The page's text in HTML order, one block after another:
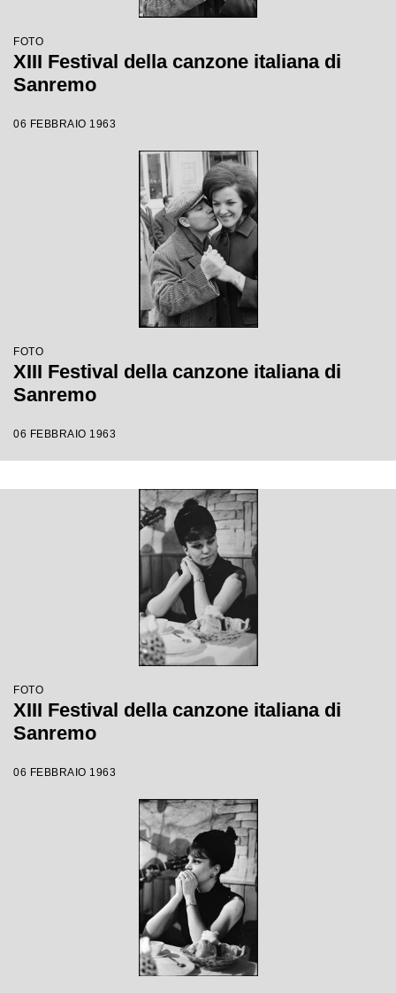
FOTO
XIII Festival della canzone italiana di
Sanremo
06 FEBBRAIO 1963
FOTO
XIII Festival della canzone italiana di
Sanremo
06 FEBBRAIO 1963
FOTO
XIII Festival della canzone italiana di
Sanremo
06 FEBBRAIO 1963